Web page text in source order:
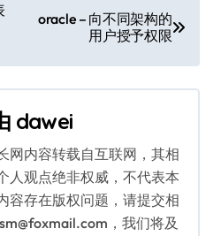
oracle – 向不同架构的
用户授予权限
dawei
网内容转载自互联网，其相
人观点绝非权威，不代表本
容存在版权问题，请提交相
，我们将及